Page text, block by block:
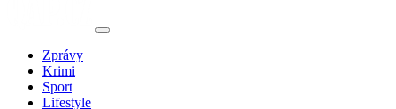
Zprávy
Krimi
Sport
Lifestyle